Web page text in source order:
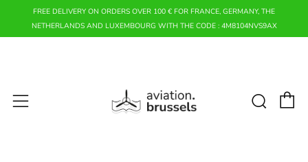
FREE DELIVERY ON ORDERS OVER 100 € FOR FRANCE, GERMANY, THE
NETHERLANDS AND LUXEMBOURG WITH THE CODE : 4M8104NVS9AX
Menu